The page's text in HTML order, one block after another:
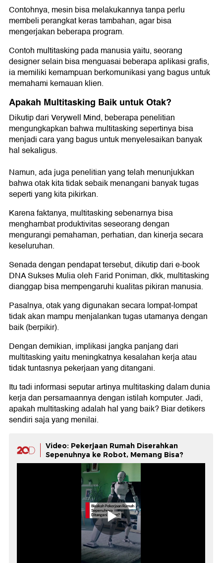
Contohnya, mesin bisa melakukannya tanpa perlu
membeli perangkat keras tambahan, agar bisa
mengerjakan beberapa program.
Contoh multitasking pada manusia yaitu, seorang
designer selain bisa menguasai beberapa aplikasi grafis,
ia memiliki kemampuan berkomunikasi yang bagus untuk
memahami kemauan klien.
Apakah Multitasking Baik untuk Otak?
Dikutip dari Verywell Mind, beberapa penelitian
mengungkapkan bahwa multitasking sepertinya bisa
menjadi cara yang bagus untuk menyelesaikan banyak
hal sekaligus.
Namun, ada juga penelitian yang telah menunjukkan
bahwa otak kita tidak sebaik menangani banyak tugas
seperti yang kita pikirkan.
Karena faktanya, multitasking sebenarnya bisa
menghambat produktivitas seseorang dengan
mengurangi pemahaman, perhatian, dan kinerja secara
keseluruhan.
Senada dengan pendapat tersebut, dikutip dari e-book
DNA Sukses Mulia oleh Farid Poniman, dkk, multitasking
dianggap bisa mempengaruhi kualitas pikiran manusia.
Pasalnya, otak yang digunakan secara lompat-lompat
tidak akan mampu menjalankan tugas utamanya dengan
baik (berpikir).
Dengan demikian, implikasi jangka panjang dari
multitasking yaitu meningkatnya kesalahan kerja atau
tidak tuntasnya pekerjaan yang ditangani.
Itu tadi informasi seputar artinya multitasking dalam dunia
kerja dan persamaannya dengan istilah komputer. Jadi,
apakah multitasking adalah hal yang baik? Biar detikers
sendiri saja yang menilai.
Video: Pekerjaan Rumah Diserahkan
Sepenuhnya ke Robot, Memang Bisa?